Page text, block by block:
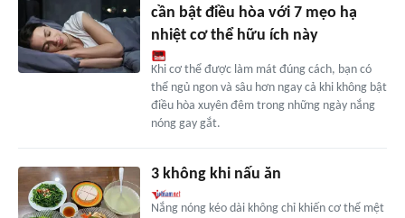
cần bật điều hòa với 7 mẹo hạ
nhiệt cơ thể hữu ích này
Khi cơ thể được làm mát đúng cách, bạn có
thể ngủ ngon và sâu hơn ngay cả khi không bật
điều hòa xuyên đêm trong những ngày nắng
nóng gay gắt.
3 không khi nấu ăn
Nắng nóng kéo dài không chỉ khiến cơ thể mệt